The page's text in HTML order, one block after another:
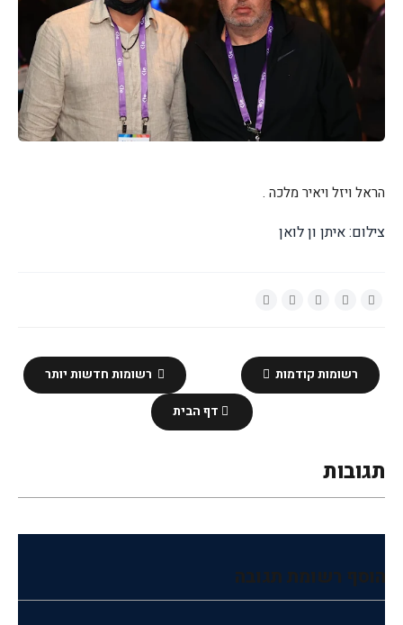
הראל ויזל ויאיר מלכה .
צילום: איתן ון לואן
רשומות חדשות יותר רשומות קודמות
דף הבית
תגובות
הוסף רשומת תגובה